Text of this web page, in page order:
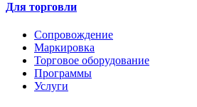
Для торговли
Сопровождение
Маркировка
Торговое оборудование
Программы
Услуги